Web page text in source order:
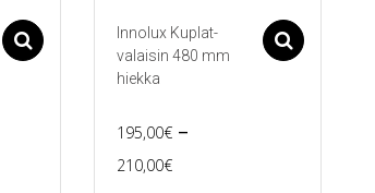
AsetuksetInnolux Kuplat-
valaisin 480 mm
hiekka
195,00€ –
210,00€Price